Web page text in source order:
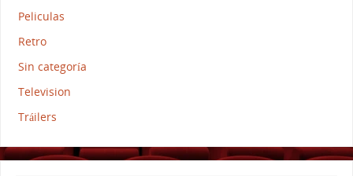
Peliculas
Retro
Sin categoría
Television
Tráilers